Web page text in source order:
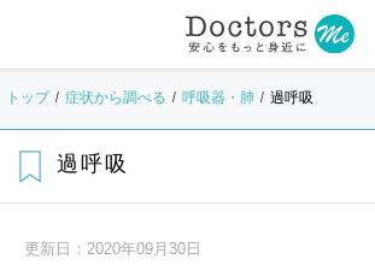
トップ 症状から調べる 呼吸器・肺 過呼吸
過呼吸
更新日： 2020年09月30日